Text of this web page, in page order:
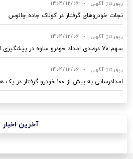
رپورتاژ آگهی •
1404/12/06
نجات خودروهای گرفتار در کولاک جاده چالوس
رپورتاژ آگهی •
1404/12/06
سهم ۷۰ درصدی امداد خودرو ساوه در پیشگیری از حوادث جاده‌ای
رپورتاژ آگهی •
1404/12/06
امدادرسانی به بیش از ۱۰۰ خودرو گرفتار در یک هفته اخیر در اهواز
آخرین اخبار